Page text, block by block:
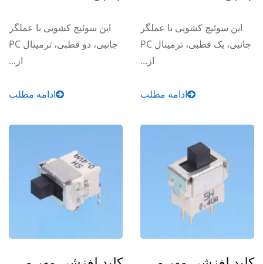
این سوئیچ کشویی با عملگر
جانبی، یک قطبی، ترمینال PC
از...
ادامه مطلب
این سوئیچ کشویی با عملگر
جانبی، دو قطبی، ترمینال PC
از...
ادامه مطلب